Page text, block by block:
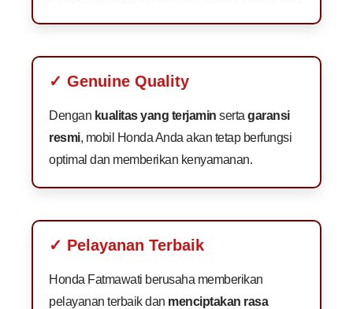
✓ Genuine Quality
Dengan kualitas yang terjamin serta garansi
resmi, mobil Honda Anda akan tetap berfungsi
optimal dan memberikan kenyamanan.
✓ Pelayanan Terbaik
Honda Fatmawati berusaha memberikan
pelayanan terbaik dan menciptakan rasa